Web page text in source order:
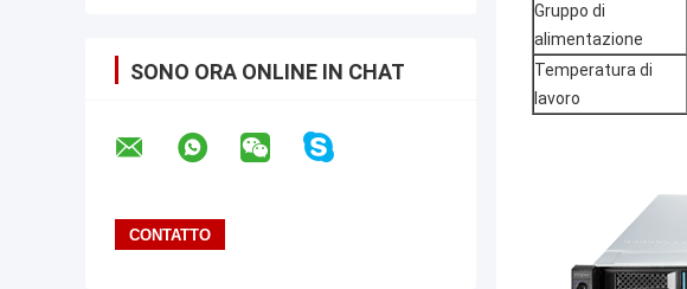
SONO ORA ONLINE IN CHAT
Gruppo di
alimentazione
Temperatura di
lavoro